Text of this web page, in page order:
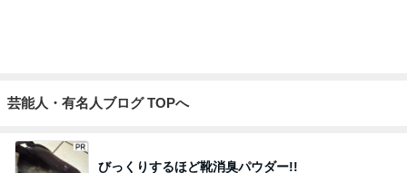
芸能人・有名人ブログ TOPへ
びっくりするほど靴消臭パウダー!!